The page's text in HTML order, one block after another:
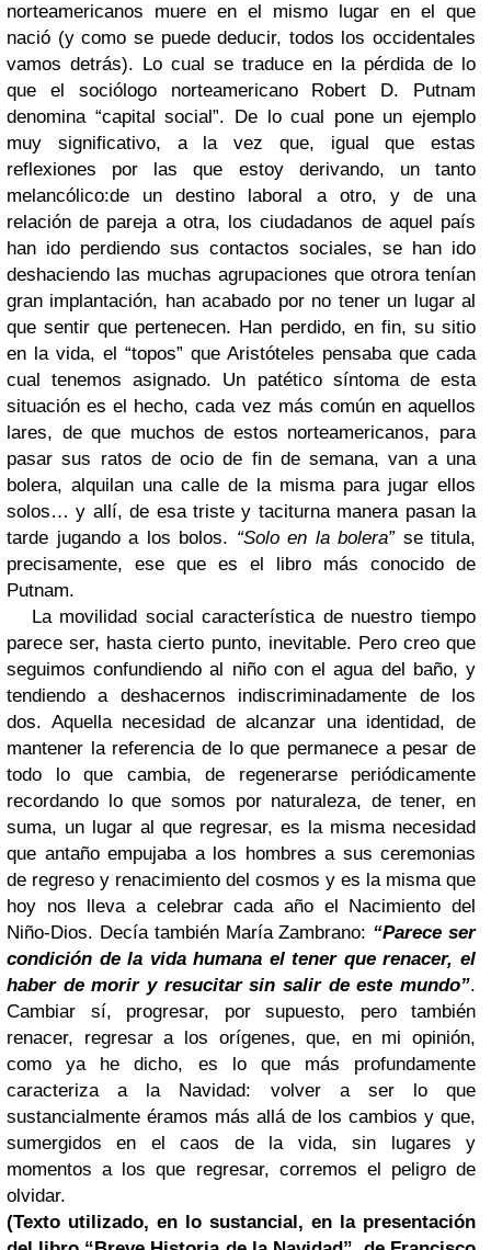
norteamericanos muere en el mismo lugar en el que
nació (y como se puede deducir, todos los occidentales
vamos detrás). Lo cual se traduce en la pérdida de lo
que el sociólogo norteamericano Robert D. Putnam
denomina “capital social”. De lo cual pone un ejemplo
muy significativo, a la vez que, igual que estas
reflexiones por las que estoy derivando, un tanto
melancólico:de un destino laboral a otro, y de una
relación de pareja a otra, los ciudadanos de aquel país
han ido perdiendo sus contactos sociales, se han ido
deshaciendo las muchas agrupaciones que otrora tenían
gran implantación, han acabado por no tener un lugar al
que sentir que pertenecen. Han perdido, en fin, su sitio
en la vida, el “topos” que Aristóteles pensaba que cada
cual tenemos asignado. Un patético síntoma de esta
situación es el hecho, cada vez más común en aquellos
lares, de que muchos de estos norteamericanos, para
pasar sus ratos de ocio de fin de semana, van a una
bolera, alquilan una calle de la misma para jugar ellos
solos… y allí, de esa triste y taciturna manera pasan la
tarde jugando a los bolos. “Solo en la bolera”se titula,
precisamente, ese que es el libro más conocido de
Putnam.
La movilidad social característica de nuestro tiempo
parece ser, hasta cierto punto, inevitable. Pero creo que
seguimos confundiendo al niño con el agua del baño, y
tendiendo a deshacernos indiscriminadamente de los
dos. Aquella necesidad de alcanzar una identidad, de
mantener la referencia de lo que permanece a pesar de
todo lo que cambia, de regenerarse periódicamente
recordando lo que somos por naturaleza, de tener, en
suma, un lugar al que regresar, es la misma necesidad
que antaño empujaba a los hombres a sus ceremonias
de regreso y renacimiento del cosmos y es la misma que
hoy nos lleva a celebrar cada año el Nacimiento del
Niño-Dios. Decía también María Zambrano: “Parece ser
condición de la vida humana el tener que renacer, el
haber de morir y resucitar sin salir de este mundo”.
Cambiar sí, progresar, por supuesto, pero también
renacer, regresar a los orígenes, que, en mi opinión,
como ya he dicho, es lo que más profundamente
caracteriza a la Navidad: volver a ser lo que
sustancialmente éramos más allá de los cambios y que,
sumergidos en el caos de la vida, sin lugares y
momentos a los que regresar, corremos el peligro de
olvidar.
(Texto utilizado, en lo sustancial, en la presentación